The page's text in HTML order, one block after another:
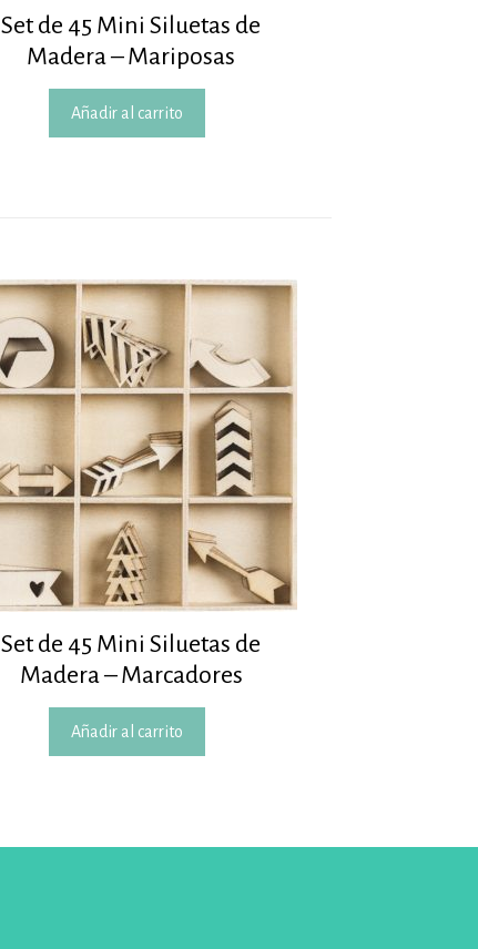
Set de 45 Mini Siluetas de
Madera – Mariposas
Añadir al carrito
Set de 45 Mini Siluetas de
Madera – Marcadores
Añadir al carrito